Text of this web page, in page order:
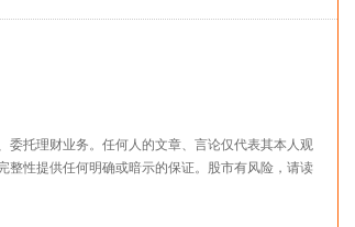
委托理财业务。任何人的文章、言论仅代表其本人观
整性提供任何明确或暗示的保证。股市有风险，请读